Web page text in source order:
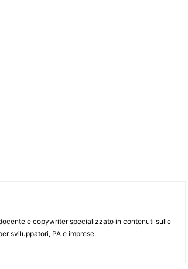
e copywriter specializzato in contenuti sulle
sviluppatori, PA e imprese.